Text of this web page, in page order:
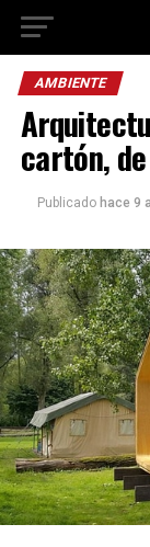
AMBIENTE
cartón,
Publicado hace 9